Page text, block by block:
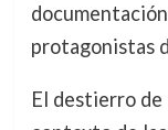
protagonistas
El destierro de